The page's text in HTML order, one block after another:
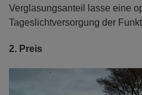
Verglasungsanteil lasse eine
Tageslichtversorgung der
2. Preis